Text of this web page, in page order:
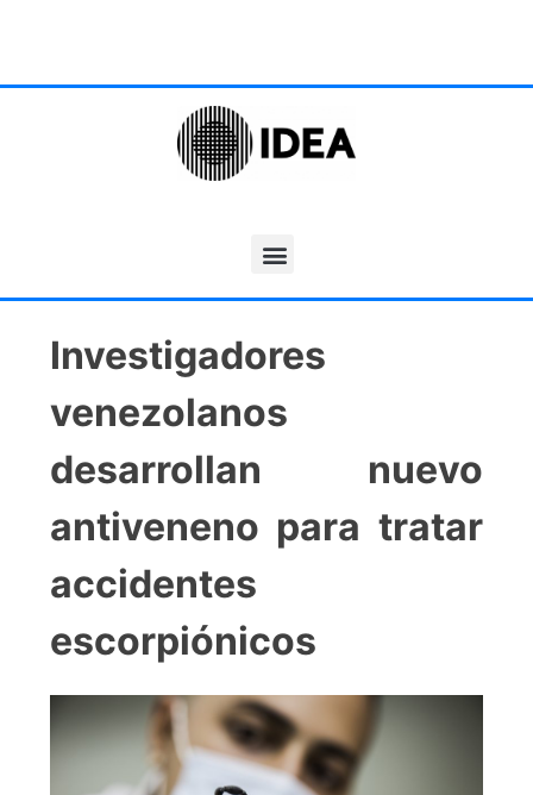
Investigadores
venezolanos
desarrollan nuevo
antiveneno para tratar
accidentes
escorpiónicos